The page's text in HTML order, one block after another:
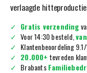
verlaagde
Gratis verzending
Voor 14:30 besteld,
Klantenbeoordeling
20.000+ tevreden
Brabants